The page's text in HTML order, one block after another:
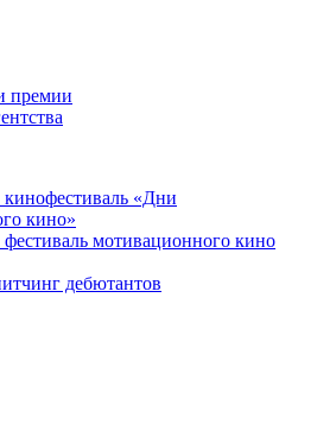
премии
«Дни
кино»
мотивационного кино
дебютантов